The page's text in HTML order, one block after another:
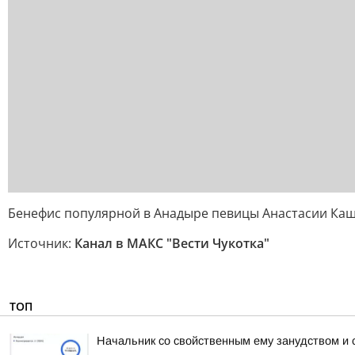
Бенефис популярной в Анадыре певицы Анастасии
Источник: Канал в МАКС "Вести Чукотка"
ТОП
Начальник со свойственным ему занудством